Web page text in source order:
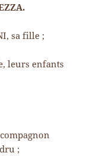
sa fille ;
leurs enfants
;